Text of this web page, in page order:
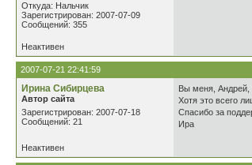
Откуда: Нальчик
Зарегистрирован: 2007-07-09
Сообщений: 355
Неактивен
2007-07-21 22:41:59
Иринa Cибирцева
Автор сайта
Зарегистрирован: 2007-07-18
Сообщений: 21
Вы меня, Андрей,
Хотя это всего
Спасибо за
Ира
Неактивен